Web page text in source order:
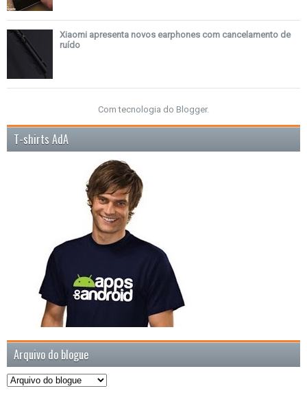
Xiaomi apresenta novos earphones com cancelamento de
ruído
Com tecnologia do Blogger.
T-shirts AdA
Arquivo do blogue